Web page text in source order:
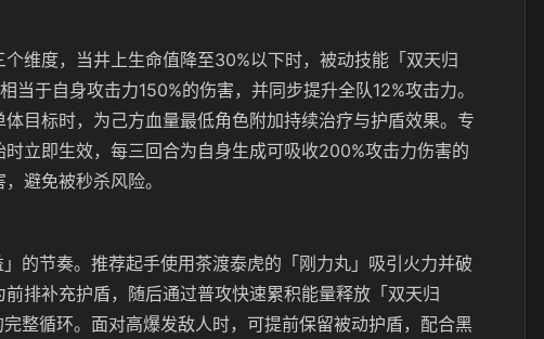
维度，当井上生命值降至30%以下时，被动技能「双天归
当于自身攻击力150%的伤害，并同步提升全队12%攻击力。
目标时，为己方血量最低角色附加持续治疗与护盾效果。专
立即生效，每三回合为自身生成可吸收200%攻击力伤害的
避免被秒杀风险。
的节奏。推荐起手使用茶渡泰虎的「刚力丸」吸引火力并破
排补充护盾，随后通过普攻快速累积能量释放「双天归
整循环。面对高爆发敌人时，可提前保留被动护盾，配合黑